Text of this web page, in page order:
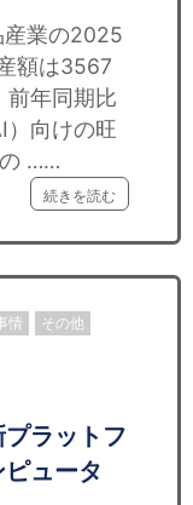
業の2025
額は3567
前年同期比
）向けの旺
の ……
続きを読む
情
その他
ラットフ
ュータ